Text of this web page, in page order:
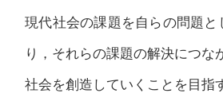
現代社会の課題を自らの問題
り，それらの課題の解決につ
社会を創造していくことを目指